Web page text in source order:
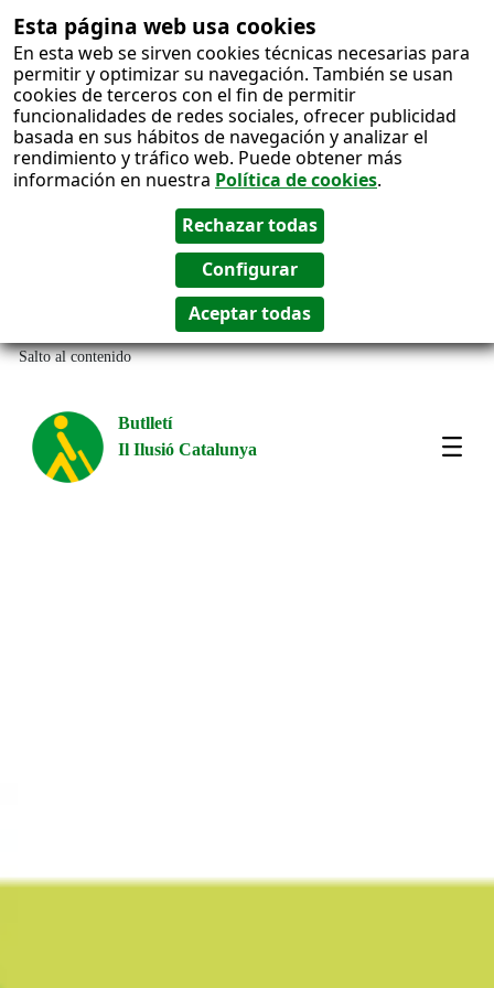
Esta página web usa cookies
En esta web se sirven cookies técnicas necesarias para
permitir y optimizar su navegación. También se usan
cookies de terceros con el fin de permitir
funcionalidades de redes sociales, ofrecer publicidad
basada en sus hábitos de navegación y analizar el
rendimiento y tráfico web. Puede obtener más
información en nuestra Política de cookies.
Salto al contenido
Butlletí
Il Ilusió Catalunya